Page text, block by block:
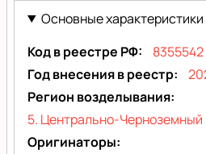
(Hermosa)
Основные характеристики
Код в реестре РФ
8355542
Год внесения в реестр
Регион возделывания
5. Центрально-Черноземный
Оригинаторы